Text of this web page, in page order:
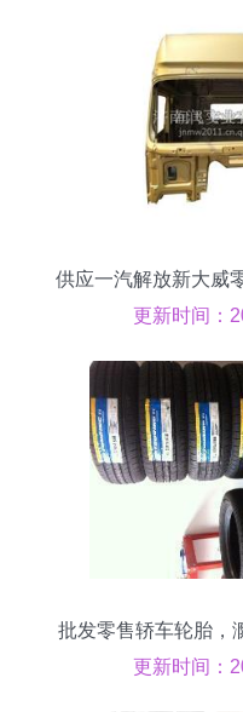
供应一汽解放新大威
更新时间：
批发零售轿车轮胎，
更新时间：